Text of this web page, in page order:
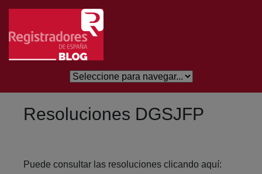
Eduki nagusira joan
Resoluciones DGSJFP
Puede consultar las resoluciones clicando aquí: